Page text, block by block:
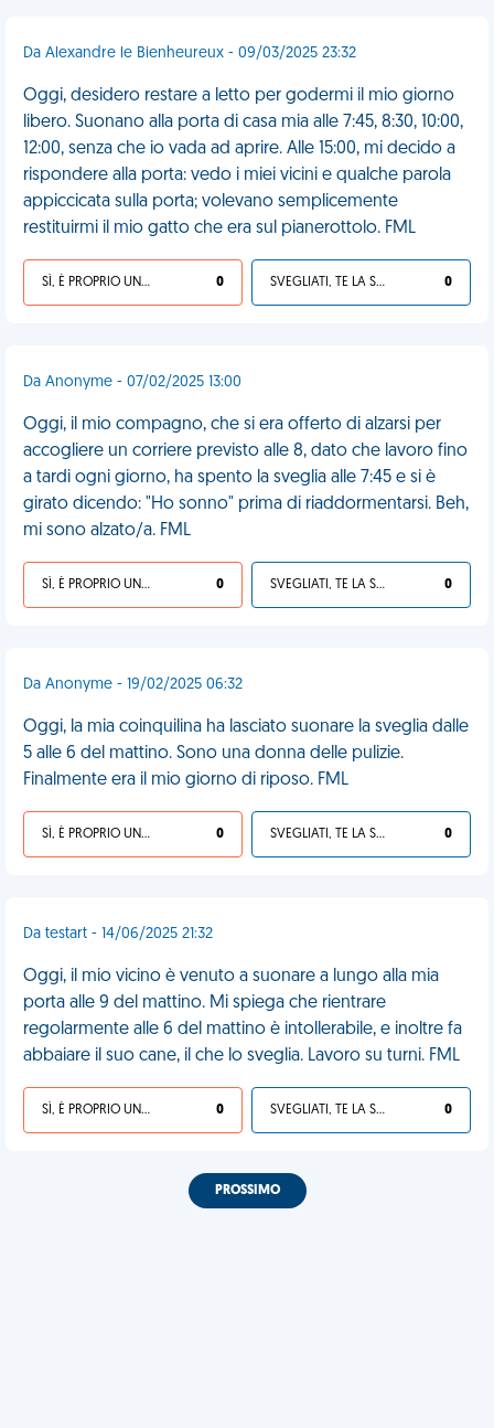
Da Alexandre le Bienheureux - 09/03/2025 23:32
Oggi, desidero restare a letto per godermi il mio giorno
libero. Suonano alla porta di casa mia alle 7:45, 8:30, 10:00,
12:00, senza che io vada ad aprire. Alle 15:00, mi decido a
rispondere alla porta: vedo i miei vicini e qualche parola
appiccicata sulla porta; volevano semplicemente
restituirmi il mio gatto che era sul pianerottolo. FML
SÌ, È PROPRIO UNA VDM! 0 SVEGLIATI, TE LA SEI CERCATA! 0
Da Anonyme - 07/02/2025 13:00
Oggi, il mio compagno, che si era offerto di alzarsi per
accogliere un corriere previsto alle 8, dato che lavoro fino
a tardi ogni giorno, ha spento la sveglia alle 7:45 e si è
girato dicendo: "Ho sonno" prima di riaddormentarsi. Beh,
mi sono alzato/a. FML
SÌ, È PROPRIO UNA VDM! 0 SVEGLIATI, TE LA SEI CERCATA! 0
Da Anonyme - 19/02/2025 06:32
Oggi, la mia coinquilina ha lasciato suonare la sveglia dalle
5 alle 6 del mattino. Sono una donna delle pulizie.
Finalmente era il mio giorno di riposo. FML
SÌ, È PROPRIO UNA VDM! 0 SVEGLIATI, TE LA SEI CERCATA! 0
Da testart - 14/06/2025 21:32
Oggi, il mio vicino è venuto a suonare a lungo alla mia
porta alle 9 del mattino. Mi spiega che rientrare
regolarmente alle 6 del mattino è intollerabile, e inoltre fa
abbaiare il suo cane, il che lo sveglia. Lavoro su turni. FML
SÌ, È PROPRIO UNA VDM! 0 SVEGLIATI, TE LA SEI CERCATA! 0
PROSSIMO